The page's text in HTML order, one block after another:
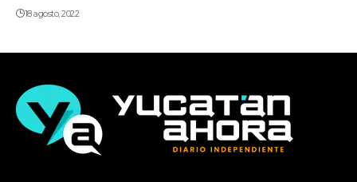
18 agosto, 2022